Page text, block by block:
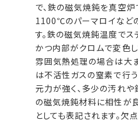
で、鉄の磁気焼鈍を真空炉
1100℃のパーマロイなど
す。鉄の磁気焼鈍温度でス
かつ内部がクロムで変色し
雰囲気熱処理の場合は大
は不活性ガスの窒素で行
元力が強く、多少の汚れ
の磁気焼鈍材料に相性が
としても表記されます。欠